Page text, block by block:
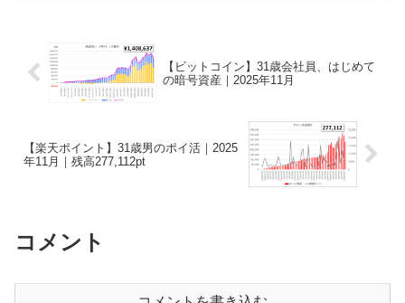
【ビットコイン】31歳会社員、はじめて
の暗号資産｜2025年11月
【楽天ポイント】31歳男のポイ活｜2025
年11月｜残高277,112pt
コメント